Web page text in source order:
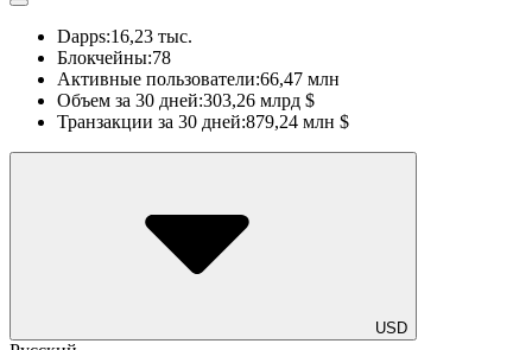
Dapps:16,23 тыс.
Блокчейны:78
Активные пользователи:66,47 млн
Объем за 30 дней:303,26 млрд $
Транзакции за 30 дней:879,24 млн $
USD